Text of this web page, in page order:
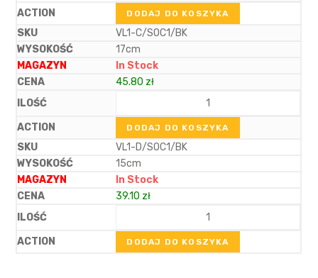
DODAJ DO KOSZYKA
VL1-C/SOC1/BK
17cm
In Stock
45.80 zł
DODAJ DO KOSZYKA
VL1-D/SOC1/BK
15cm
In Stock
39.10 zł
DODAJ DO KOSZYKA